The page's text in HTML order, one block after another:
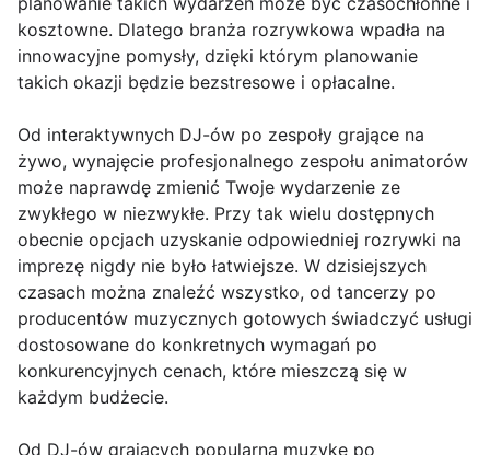
kosztowne. Dlatego branża rozrywkowa wpadła na
innowacyjne pomysły, dzięki którym planowanie
takich okazji będzie bezstresowe i opłacalne.
Od interaktywnych DJ-ów po zespoły grające na
żywo, wynajęcie profesjonalnego zespołu animatorów
może naprawdę zmienić Twoje wydarzenie ze
zwykłego w niezwykłe. Przy tak wielu dostępnych
obecnie opcjach uzyskanie odpowiedniej rozrywki na
imprezę nigdy nie było łatwiejsze. W dzisiejszych
czasach można znaleźć wszystko, od tancerzy po
producentów muzycznych gotowych świadczyć usługi
dostosowane do konkretnych wymagań po
konkurencyjnych cenach, które mieszczą się w
każdym budżecie.
Od DJ-ów grających popularną muzykę po